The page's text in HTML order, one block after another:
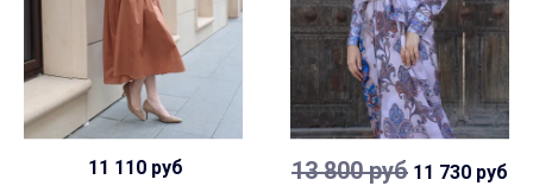
11 110 руб 13 800 руб 11 730 руб